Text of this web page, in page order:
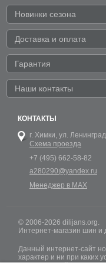
Новинки сезона
Доставка и оплата
Гарантия
Наши контакты
КОНТАКТЫ
г. Химки, ул.
Схема проезда
+7 (495) 662-58-82
a280290@yandex.ru
Менеджер в MAX
© 2006-2026 dilijans.org.
Интернет-магазин шин и
Данный интернет-сайт
характер и ни при каких